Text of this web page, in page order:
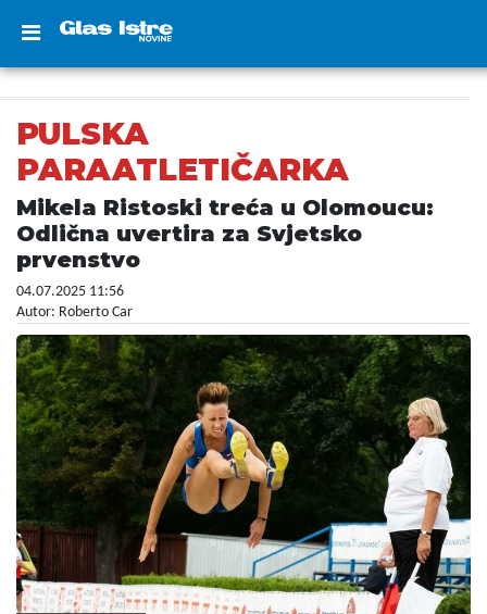
PULSKA
PARAATLETIČARKA
Mikela Ristoski treća u Olomoucu:
Odlična uvertira za Svjetsko
prvenstvo
04.07.2025 11:56
Autor: Roberto Car